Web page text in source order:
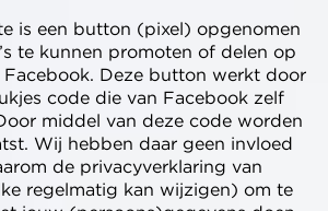
is een button (pixel) opgenomen
te kunnen promoten of delen op
Deze button werkt door
code die van Facebook zelf
middel van deze code worden
Wij hebben daar geen invloed
de privacyverklaring van
regelmatig kan wijzigen) om te